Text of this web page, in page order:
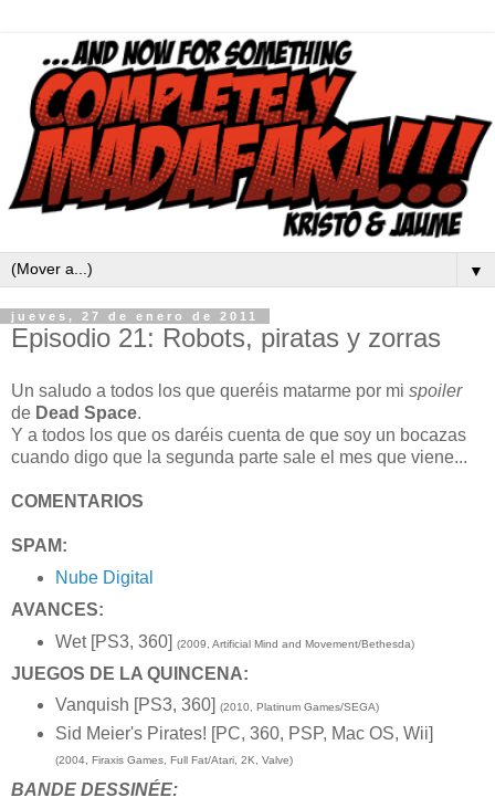
▼
jueves, 27 de enero de 2011
Episodio 21: Robots, piratas y zorras
Un saludo a todos los que queréis matarme por mi spoiler
de Dead Space.
Y a todos los que os daréis cuenta de que soy un bocazas
cuando digo que la segunda parte sale el mes que viene...
COMENTARIOS
SPAM:
Nube Digital
AVANCES:
Wet [PS3, 360] (2009, Artificial Mind and Movement/Bethesda)
JUEGOS DE LA QUINCENA:
Vanquish [PS3, 360] (2010, Platinum Games/SEGA)
Sid Meier's Pirates! [PC, 360, PSP, Mac OS, Wii]
(2004, Firaxis Games, Full Fat/Atari, 2K, Valve)
BANDE DESSINÉE: